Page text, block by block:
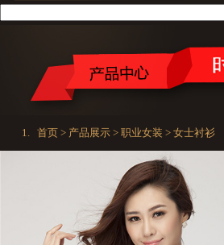
首页 > 产品展示 > 职业女装 > 女士衬衫